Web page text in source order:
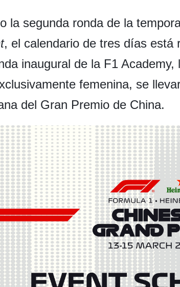
la segunda ronda de la
, el calendario de tres días está
inaugural de la F1
femenina, se
del Gran Premio de China.